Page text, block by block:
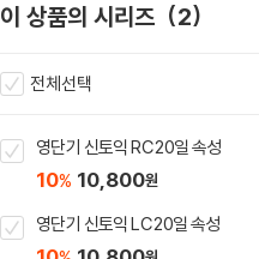
이 상품의 시리즈 2
전체선택
영단기 신토익 RC 20일 속성
10% 10,800원
영단기 신토익 LC 20일 속성